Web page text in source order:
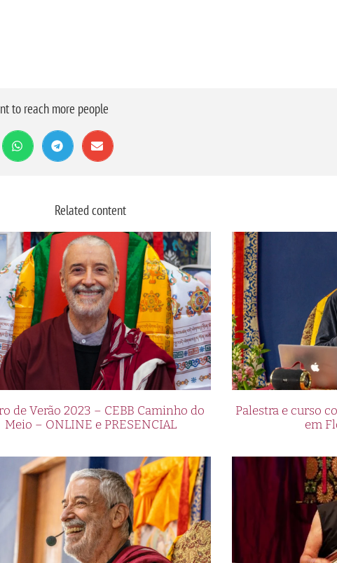
to reach more people
Related content
de Verão 2023 – CEBB Caminho do
Meio – ONLINE e PRESENCIAL
Palestra e curso
em